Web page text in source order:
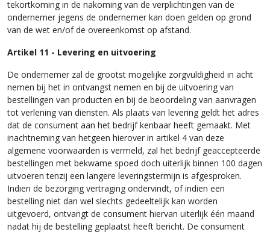
tekortkoming in de nakoming van de verplichtingen van de
ondernemer jegens de ondernemer kan doen gelden op grond
van de wet en/of de overeenkomst op afstand.
Artikel 11 - Levering en uitvoering
De ondernemer zal de grootst mogelijke zorgvuldigheid in acht
nemen bij het in ontvangst nemen en bij de uitvoering van
bestellingen van producten en bij de beoordeling van aanvragen
tot verlening van diensten. Als plaats van levering geldt het adres
dat de consument aan het bedrijf kenbaar heeft gemaakt. Met
inachtneming van hetgeen hierover in artikel 4 van deze
algemene voorwaarden is vermeld, zal het bedrijf geaccepteerde
bestellingen met bekwame spoed doch uiterlijk binnen 100 dagen
uitvoeren tenzij een langere leveringstermijn is afgesproken.
Indien de bezorging vertraging ondervindt, of indien een
bestelling niet dan wel slechts gedeeltelijk kan worden
uitgevoerd, ontvangt de consument hiervan uiterlijk één maand
nadat hij de bestelling geplaatst heeft bericht. De consument